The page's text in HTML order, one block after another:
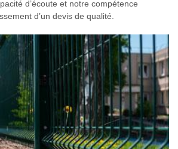
d’écoute et notre compétence
d’un devis de qualité.